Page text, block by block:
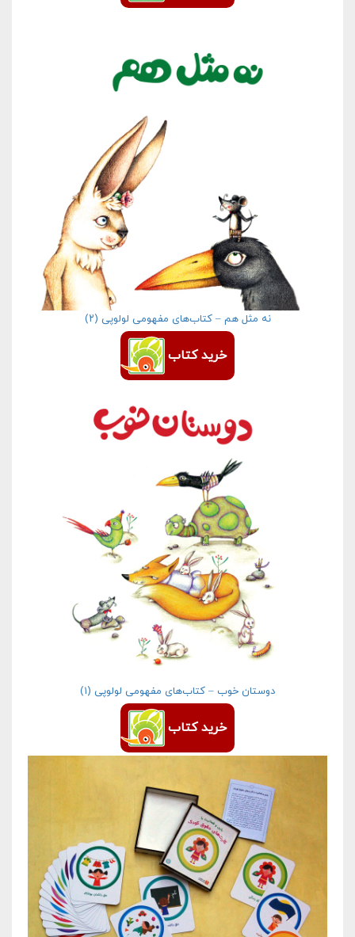
نه مثل هم – کتاب‌های مفهومی لولوپی (۲)
خرید کتاب
دوستان خوب – کتاب‌های مفهومی لولوپی (۱)
خرید کتاب